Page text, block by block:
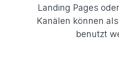
Landing Pages
Kanälen können
benutzt